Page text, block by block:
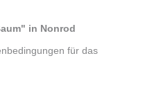
in Nonrod
für das